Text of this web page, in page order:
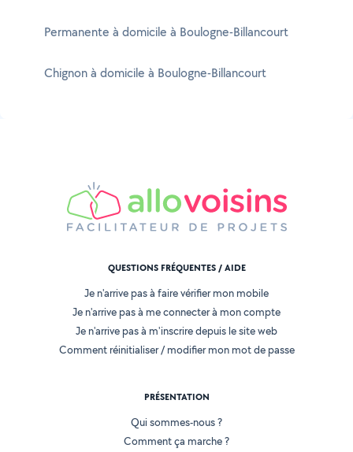
Permanente à domicile à Boulogne-Billancourt
Chignon à domicile à Boulogne-Billancourt
QUESTIONS FRÉQUENTES / AIDE
Je n'arrive pas à faire vérifier mon mobile
Je n'arrive pas à me connecter à mon compte
Je n'arrive pas à m'inscrire depuis le site web
Comment réinitialiser / modifier mon mot de passe
PRÉSENTATION
Qui sommes-nous ?
Comment ça marche ?